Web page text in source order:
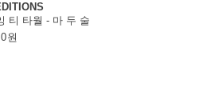
티 타월 - 마 두 술
원